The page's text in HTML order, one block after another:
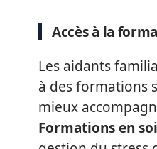
Accès à la
Les aidants
à des formations
mieux
Formations en